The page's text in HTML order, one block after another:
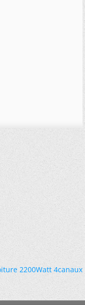
2200Watt 4canaux